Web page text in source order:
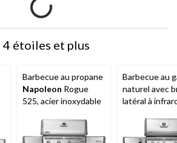
4 étoiles et plus
Barbecue au propane
Napoleon Rogue
525, acier inoxydable
Barbecue au
naturel avec
latéral à
PRO-S 425,
inoxydable